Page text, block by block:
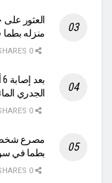
العثور
منزله
الجدري
مصرع شخص
بطما في